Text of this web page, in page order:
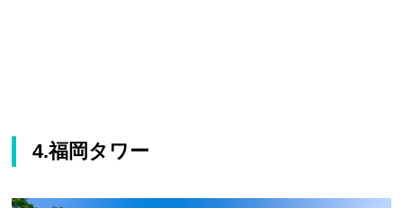
4.福岡タワー